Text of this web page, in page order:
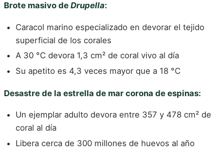
Brote masivo de Drupella:
Caracol marino especializado en devorar el tejido
superficial de los corales
A 30 °C devora 1,3 cm² de coral vivo al día
Su apetito es 4,3 veces mayor que a 18 °C
Desastre de la estrella de mar corona de espinas:
Un ejemplar adulto devora entre 357 y 478 cm² de
coral al día
Libera cerca de 300 millones de huevos al año